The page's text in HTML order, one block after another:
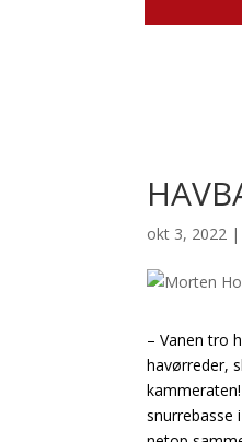
okt 3, 2022 |
– Vanen tro
havørreder,
snurrebasse